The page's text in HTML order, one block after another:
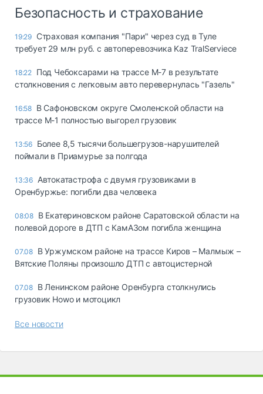
Безопасность и страхование
19:29 Страховая компания "Пари" через суд в Туле
требует 29 млн руб. с автоперевозчика Kaz TralServiece
18:22 Под Чебоксарами на трассе М-7 в результате
столкновения с легковым авто перевернулась "Газель"
16:58 В Сафоновском округе Смоленской области на
трассе М-1 полностью выгорел грузовик
13:56 Более 8,5 тысячи большегрузов-нарушителей
поймали в Приамурье за полгода
13:36 Автокатастрофа с двумя грузовиками в
Оренбуржье: погибли два человека
08:08 В Екатериновском районе Саратовской области на
полевой дороге в ДТП с КамАЗом погибла женщина
07.08 В Уржумском районе на трассе Киров – Малмыж –
Вятские Поляны произошло ДТП с автоцистерной
07.08 В Ленинском районе Оренбурга столкнулись
грузовик Howo и мотоцикл
Все новости